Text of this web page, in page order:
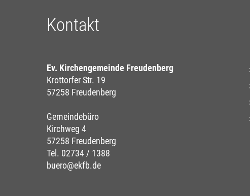
Kontakt
Ev. Kirchengemeinde Freudenberg
Krottorfer Str. 19
57258 Freudenberg
Gemeindebüro
Kirchweg 4
57258 Freudenberg
Tel. 02734 / 1388
buero@ekfb.de